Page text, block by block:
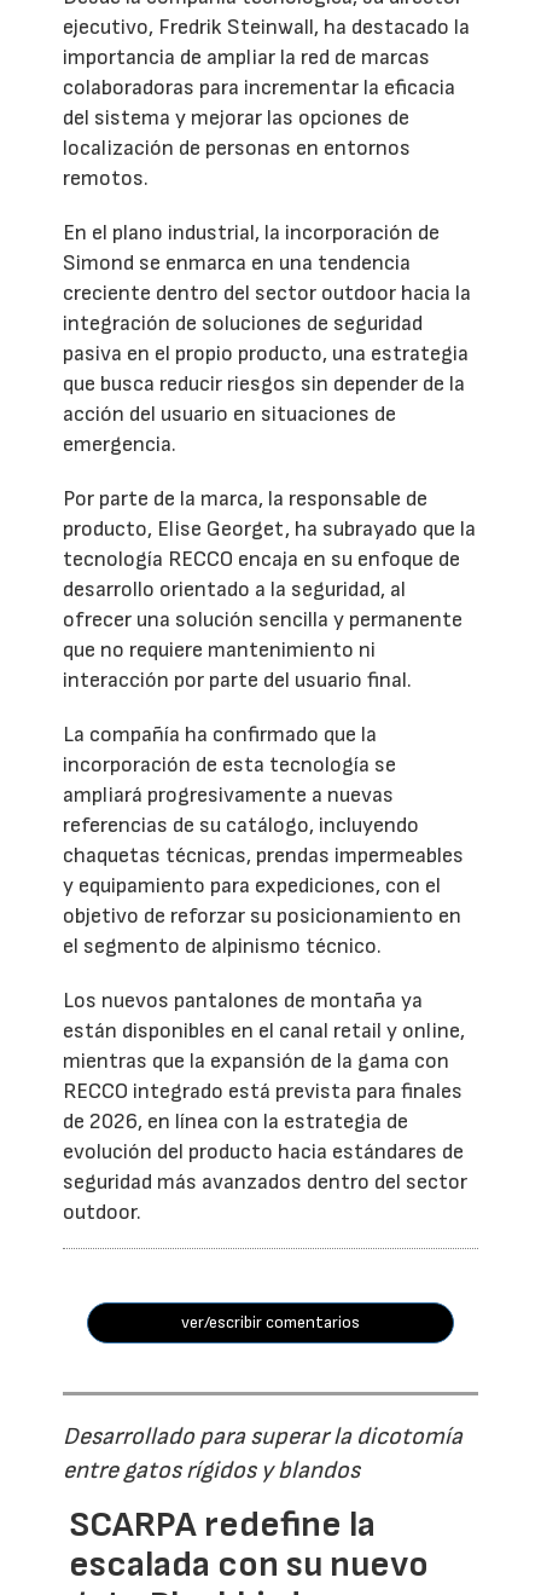
ejecutivo, Fredrik Steinwall, ha destacado la
importancia de ampliar la red de marcas
colaboradoras para incrementar la eficacia
del sistema y mejorar las opciones de
localización de personas en entornos
remotos.
En el plano industrial, la incorporación de
Simond se enmarca en una tendencia
creciente dentro del sector outdoor hacia la
integración de soluciones de seguridad
pasiva en el propio producto, una estrategia
que busca reducir riesgos sin depender de la
acción del usuario en situaciones de
emergencia.
Por parte de la marca, la responsable de
producto, Elise Georget, ha subrayado que la
tecnología RECCO encaja en su enfoque de
desarrollo orientado a la seguridad, al
ofrecer una solución sencilla y permanente
que no requiere mantenimiento ni
interacción por parte del usuario final.
La compañía ha confirmado que la
incorporación de esta tecnología se
ampliará progresivamente a nuevas
referencias de su catálogo, incluyendo
chaquetas técnicas, prendas impermeables
y equipamiento para expediciones, con el
objetivo de reforzar su posicionamiento en
el segmento de alpinismo técnico.
Los nuevos pantalones de montaña ya
están disponibles en el canal retail y online,
mientras que la expansión de la gama con
RECCO integrado está prevista para finales
de 2026, en línea con la estrategia de
evolución del producto hacia estándares de
seguridad más avanzados dentro del sector
outdoor.
ver/escribir comentarios
Desarrollado para superar la dicotomía
entre gatos rígidos y blandos
SCARPA redefine la
escalada con su nuevo